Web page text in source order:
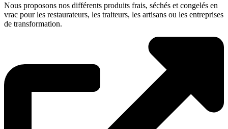
Nous proposons nos différents produits frais, séchés et congelés en
vrac pour les restaurateurs, les traiteurs, les artisans ou les entreprises
de transformation.